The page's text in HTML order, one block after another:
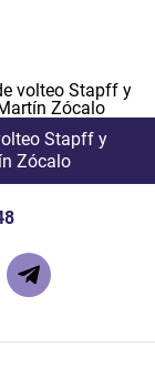
Stapff y
Zócalo